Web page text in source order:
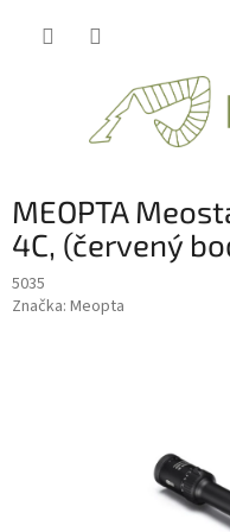
MEOPTA
4C, (červený
5035
Značka: Meopta